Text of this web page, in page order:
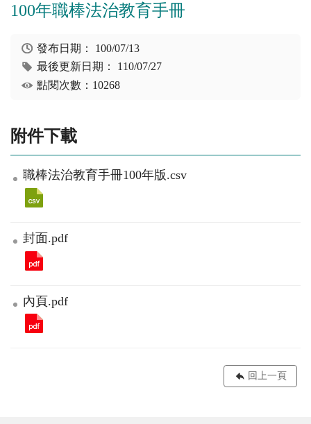
100年職棒法治教育手冊
發布日期： 100/07/13
最後更新日期： 110/07/27
點閱次數：10268
附件下載
職棒法治教育手冊100年版.csv
封面.pdf
內頁.pdf
回上一頁